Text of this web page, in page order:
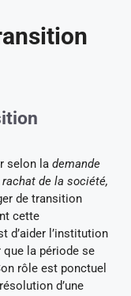
selon la demande
rachat de la société,
de transition
cette
d’aider l’institution
que la période se
rôle est ponctuel
d’une